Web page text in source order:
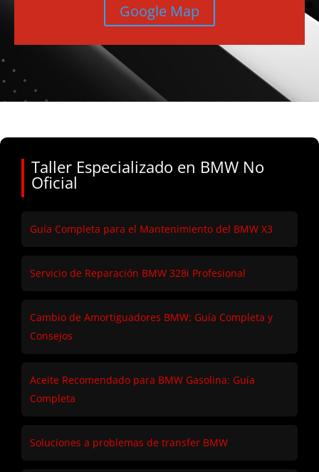
Google Map
Taller Especializado en BMW No
Oficial
Guía Completa para el Mantenimiento del BMW X3
Servicio de Reparación BMW 328i Profesional
Cambio de Amortiguadores BMW: Guía Completa y
Consejos
Aceite Recomendado para BMW Gasolina: Guía
Completa
Soluciones a problemas de transfer BMW